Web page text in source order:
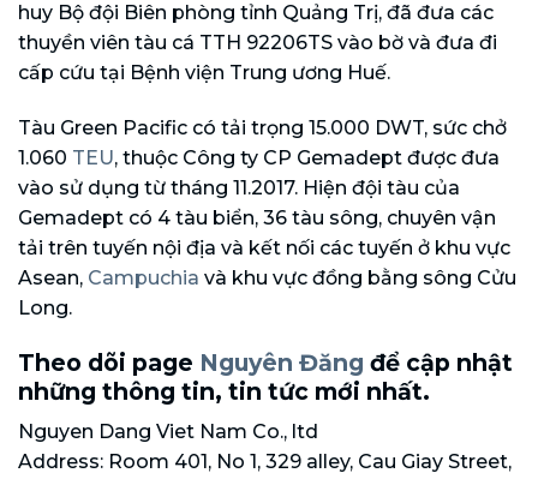
huy Bộ đội Biên phòng tỉnh Quảng Trị, đã đưa các
thuyền viên tàu cá TTH 92206TS vào bờ và đưa đi
cấp cứu tại Bệnh viện Trung ương Huế.
Tàu Green Pacific có tải trọng 15.000 DWT, sức chở
1.060 TEU, thuộc Công ty CP Gemadept được đưa
vào sử dụng từ tháng 11.2017. Hiện đội tàu của
Gemadept có 4 tàu biển, 36 tàu sông, chuyên vận
tải trên tuyến nội địa và kết nối các tuyến ở khu vực
Asean, Campuchia và khu vực đồng bằng sông Cửu
Long.
Theo dõi page Nguyên Đăng để cập nhật
những thông tin, tin tức mới nhất.
Nguyen Dang Viet Nam Co., ltd
Address: Room 401, No 1, 329 alley, Cau Giay Street,